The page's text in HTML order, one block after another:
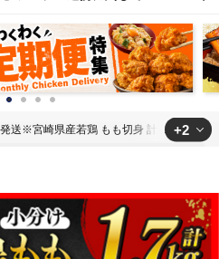
送※宮崎県産若鶏 もも切身 計1.7kg（
の鶏肉 ※令和8年9月発送※宮崎県
+2